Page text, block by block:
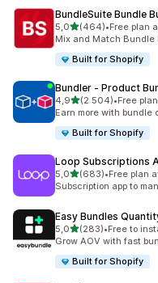
BundleSuite Bundle
5,0/ 5 tähteä
(464)
464 arvostelua
•Free plan
Mix and Match Bundle
Built for Shopify
Bundler ‑ Product
4,9/ 5 tähteä
(2 504)
2504 arvostelua
•Free
Earn more with bundle
Built for Shopify
Loop Subscriptions
5,0/ 5 tähteä
(683)
683 arvostelua
•Free plan
Subscription app to
Easy Bundles
5,0/ 5 tähteä
(283)
283 arvostelua
•Free to
Grow AOV with fast
Built for Shopify